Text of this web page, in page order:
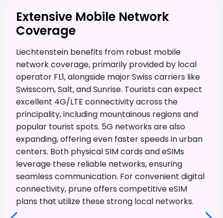
Extensive Mobile Network
Coverage
Liechtenstein benefits from robust mobile
network coverage, primarily provided by local
operator FL1, alongside major Swiss carriers like
Swisscom, Salt, and Sunrise. Tourists can expect
excellent 4G/LTE connectivity across the
principality, including mountainous regions and
popular tourist spots. 5G networks are also
expanding, offering even faster speeds in urban
centers. Both physical SIM cards and eSIMs
leverage these reliable networks, ensuring
seamless communication. For convenient digital
connectivity, prune offers competitive eSIM
plans that utilize these strong local networks.